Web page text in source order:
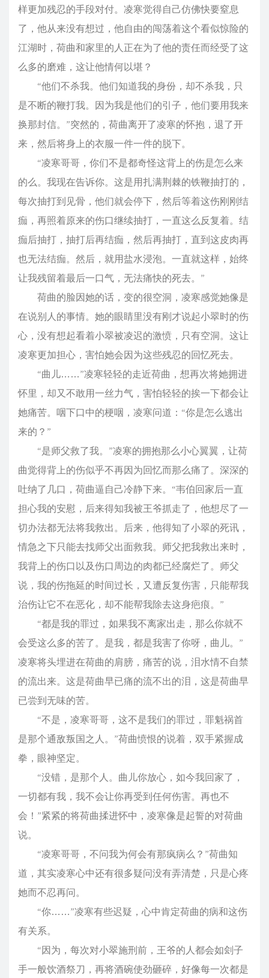
样更加残忍的手段对付。凌寒觉得自己仿佛快要窒息
了，他从来没有想过，他自由的闯荡着这个看似惊险的
江湖时，荷曲和家里的人正在为了他的责任而经受了这
么多的磨难，这让他情何以堪？
“他们不杀我。他们知道我的身份，却不杀我，只
是不断的鞭打我。因为我是他们的引子，他们要用我来
换那封信。”突然的，荷曲离开了凌寒的怀抱，退了开
来，然后将身上的衣服一件一件的脱下。
“凌寒哥哥，你们不是都奇怪这背上的伤是怎么来
的么。我现在告诉你。这是用扎满荆棘的铁鞭抽打的，
每次抽打到见骨，他们就会停下，然后等着这伤刚刚结
痂，再照着原来的伤口继续抽打，一直这么反复着。结
痂后抽打，抽打后再结痂，然后再抽打，直到这皮肉再
也无法结痂。然后，就用盐水浸泡。一直就这样，始终
让我残留着最后一口气，无法痛快的死去。”
荷曲的脸因她的话，变的很空洞，凌寒感觉她像是
在说别人的事情。她的眼睛里没有刚才说起小翠时的伤
心，没有想起看着小翠被凌迟的激愤，只有空洞。这让
凌寒更加担心，害怕她会因为这些残忍的回忆死去。
“曲儿……”凌寒轻轻的走近荷曲，想再次将她拥进
怀里，却又不敢用一丝力气，害怕轻轻的挨一下都会让
她痛苦。咽下口中的梗咽，凌寒问道：“你是怎么逃出
来的？”
“是师父救了我。”凌寒的拥抱那么小心翼翼，让荷
曲觉得背上的伤似乎不再因为回忆而那么痛了。深深的
吐纳了几口，荷曲逼自己冷静下来。“韦伯回家后一直
担心我的安慰，后来得知我被王爷抓走了，他想尽了一
切办法都无法将我救出。后来，他得知了小翠的死讯，
情急之下只能去找师父出面救我。师父把我救出来时，
我背上的伤口以及伤口周边的肉都已经腐烂了。师父
说，我的伤拖延的时间过长，又遭反复伤害，只能帮我
治伤让它不在恶化，却不能帮我除去这身疤痕。”
“都是我的罪过，如果我不离家出走，那么你就不
会受这么多的苦了。是我，都是我害了你呀，曲儿。”
凌寒将头埋进在荷曲的肩膀，痛苦的说，泪水情不自禁
的流出来。这是荷曲早已痛的流不出的泪，这是荷曲早
已尝到无味的苦。
“不是，凌寒哥哥，这不是我们的罪过，罪魁祸首
是那个通敌叛国之人。”荷曲愤恨的说着，双手紧握成
拳，眼神坚定。
“没错，是那个人。曲儿你放心，如今我回家了，
一切都有我，我不会让你再受到任何伤害。再也不
会！”紧紧的将荷曲揉进怀中，凌寒像是起誓的对荷曲
说。
“凌寒哥哥，不问我为何会有那疯病么？”荷曲知
道，其实凌寒心中还有很多疑问没有弄清楚，只是心疼
她而不忍再问。
“你……”凌寒有些迟疑，心中肯定荷曲的病和这伤
有关系。
“因为，每次对小翠施刑前，王爷的人都会如刽子
手一般饮酒祭刀，再将酒碗使劲砸碎，好像每一次都是